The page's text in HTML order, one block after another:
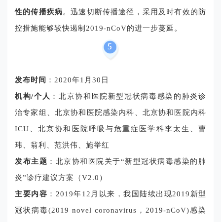
性的传播疾病。迅速切断传播途径，采用及时有效的防
控措施能够较快遏制2019-nCoV的进一步蔓延。
发布时间 ：2020年1月30日
机构/个人 ：北京协和医院新型冠状病毒感染的肺炎诊
治专家组、北京协和医院感染内科、北京协和医院内科
ICU、北京协和医院呼吸与危重症医学科李太生、曹
玮、翁利、范洪伟、施举红
发布主题 ：北京协和医院关于“新型冠状病毒感染的肺
炎”诊疗建议方案（V2.0）
主要内容 ： 2019年12月以来，我国陆续出现2019新型
冠状病毒(2019 novel coronavirus，2019-nCoV)感染